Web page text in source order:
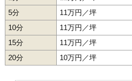
41 寺津
42 小関
43 干布
44 山元
5分
11万円／坪
10分
11万円／坪
15分
11万円／坪
20分
10万円／坪